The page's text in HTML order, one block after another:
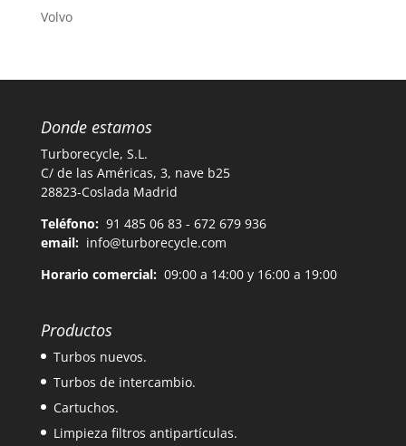
Volvo
Donde estamos
Turborecycle, S.L.
C/ de las Américas, 3, nave b25
28823-Coslada Madrid
Teléfono: 91 485 06 83 - 672 679 936
email: info@turborecycle.com
Horario comercial:09:00 a 14:00 y 16:00 a 19:00
Productos
Turbos nuevos.
Turbos de intercambio.
Cartuchos.
Limpieza filtros antipartículas.